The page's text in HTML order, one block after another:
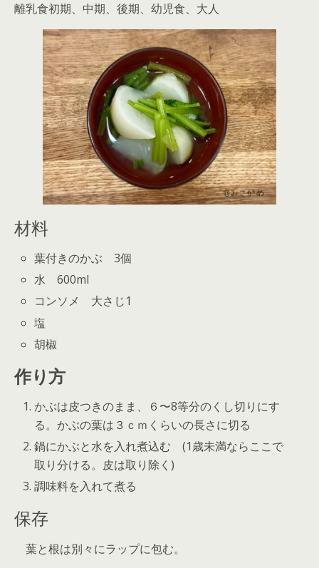
離乳食初期、中期、後期、幼児食、大人
材料
葉付きのかぶ 3個
水 600ml
コンソメ 大さじ1
塩
胡椒
作り方
かぶは皮つきのまま、６〜8等分のくし切りにす
る。かぶの葉は３ｃｍくらいの長さに切る
鍋にかぶと水を入れ煮込む (1歳未満ならここで
取り分ける。皮は取り除く)
調味料を入れて煮る
保存
葉と根は別々にラップに包む。